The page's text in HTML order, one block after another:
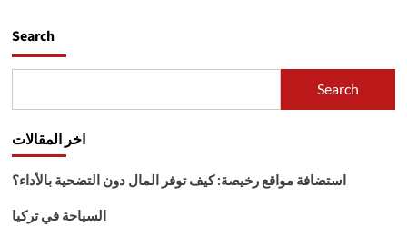
Search
Search
اخر المقالات
استضافة مواقع رخيصة: كيف توفر المال دون التضحية بالأداء؟
السياحة في تركيا